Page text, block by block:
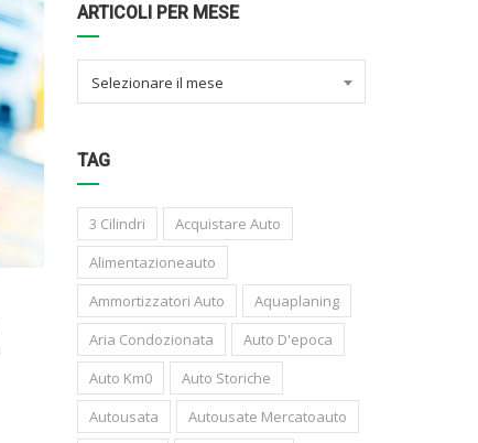
ARTICOLI PER MESE
Selezionare il mese
TAG
3 Cilindri
Acquistare Auto
Alimentazioneauto
Ammortizzatori Auto
Aquaplaning
Aria Condozionata
Auto D'epoca
Auto Km0
Auto Storiche
Autousata
Autousate Mercatoauto